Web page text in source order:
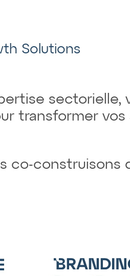
Solutions
transformer
co-construisons